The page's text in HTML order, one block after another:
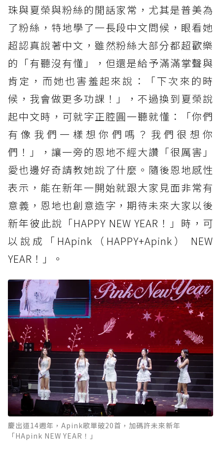
珠與夏榮與粉絲的閒話家常，尤其是普美為
了粉絲，特地學了一長段中文問候，眼看她
超認真說著中文，雖然粉絲大部分都超歡樂
的「有聽沒有懂」，但還是給予滿滿掌聲與
肯定，而她也害羞起來說：「下次來的時
候，我會做更多功課！」，不過換到夏榮說
起中文時，可就字正腔圓一聽就懂：「你們
有像我們一樣想你們嗎？我們很想你
們！」，讓一旁的恩地不經大讚「很厲害」
愛也邊好奇請教她說了什麼。隨後恩地感性
表示，能在新年一開始就跟大家見面非常有
意義，恩地也創意造字，期待未來大家以後
新年彼此說「HAPPY NEW YEAR！」時，可
以說成「HApink（HAPPY+Apink） NEW
YEAR！」。
慶出道14週年，Apink歌單破20首，加碼許未來新年
「HApink NEW YEAR！」